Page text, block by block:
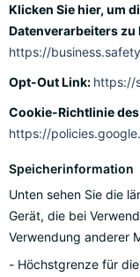
Klicken Sie hier, um
Datenverarbeiters zu
https://
Opt-Out Link: https://
Cookie-Richtlinie
https://
Speicherinformation
Unten sehen Sie die
Gerät, die bei
Verwendung anderer
Höchstgrenze für